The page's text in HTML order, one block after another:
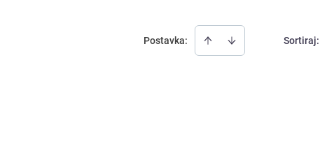
Postavka: Sortiraj: